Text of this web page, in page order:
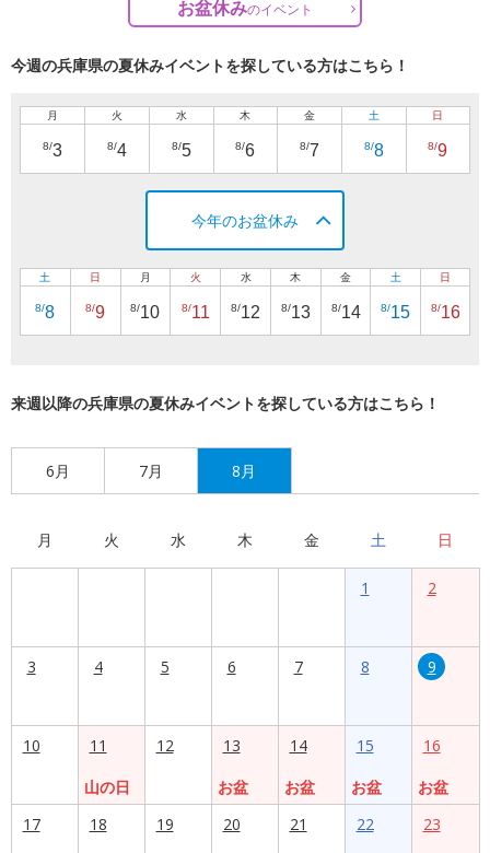
お盆休みのイベント
今週の兵庫県の夏休みイベントを探している方はこちら！
月
8/3
火
8/4
水
8/5
木
8/6
金
8/7
土
8/8
日
8/9
今年のお盆休み
土
8/8
日
8/9
月
8/10
火
8/11
水
8/12
木
8/13
金
8/14
土
8/15
日
8/16
来週以降の兵庫県の夏休みイベントを探している方はこちら！
6月 7月 8月
月 火 水 木 金 土 日
1 2
3 4 5 6 7 8 9
10
11
山の日
12
13
お盆
14
お盆
15
お盆
16
お盆
17
18 19 20 21 22 23